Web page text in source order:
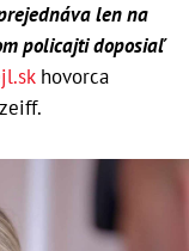
len na
policajti doposiaľ
hovorca